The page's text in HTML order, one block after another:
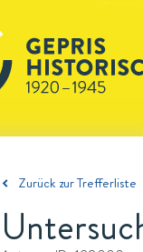
Zurück zur Trefferliste